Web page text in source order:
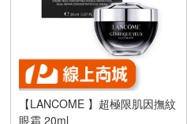
【LANCOME 】超極限肌因撫紋
眼霜 20ml